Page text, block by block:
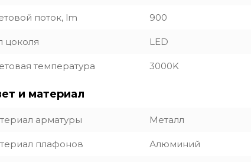
поток, lm 900
цоколя LED
температура 3000K
и материал
арматуры Металл
плафонов Алюминий